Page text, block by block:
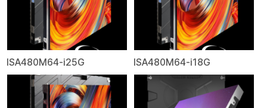
ISA480M64-i25G ISA480M64-i18G